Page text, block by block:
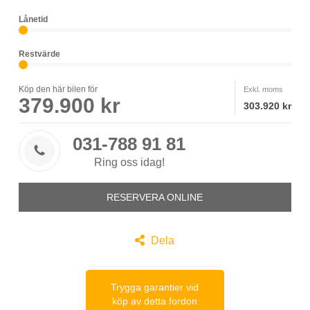
Lånetid
Restvärde
Köp den här bilen för
379.900 kr
Exkl. moms
303.920 kr
 031-788 91 81
Ring oss idag!
RESERVERA ONLINE
 Dela
Trygga garantier vid
köp av detta fordon